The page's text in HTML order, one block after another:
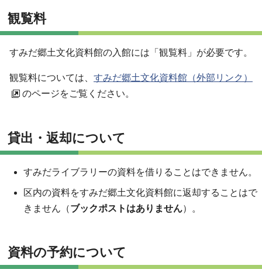
観覧料
すみだ郷土文化資料館の入館には「観覧料」が必要です。
観覧料については、 すみだ郷土文化資料館（外部リンク）
のページをご覧ください。
貸出・返却について
すみだライブラリーの資料を借りることはできません。
区内の資料をすみだ郷土文化資料館に返却することはで
きません（ブックポストはありません）。
資料の予約について